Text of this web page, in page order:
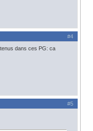
#4
dans ces PG: ca
#5